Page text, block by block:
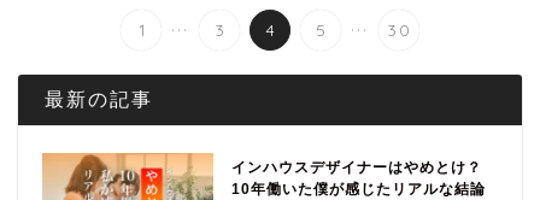
1 ... 3 4 5 ... 30
最新の記事
インハウスデザイナーはやめとけ？
10年働いた僕が感じたリアルな結論